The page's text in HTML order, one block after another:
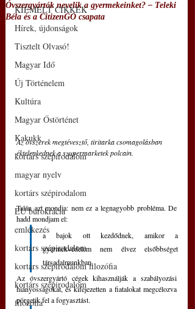
KIEMELT CIKKEK
Hírek, újdonságok
Tisztelt Olvasó!
Magyar Idő
Új Történelem
Kultúra
Magyar Őstörténet
Kakukk
kortárs szépirodalom
magyar nyelv
kortárs szépirodalom
EU bürokrácia
emlékezés
kortárs szépirodalom
kortárs szépirodalom filozófia
kortárs szépirodalom
filozófia
Óvszergyártók nevelik a gyermekeinket? – Teleki
Béla és a CitizenGO csapata
Az óvszerek megtévesztő, tiritarka csomagolásban
éktelenkednek a szupermarketek polcain.
Talán azt mondja: nem ez a legnagyobb probléma. De
hadd mondjam el:
a bajok ott kezdődnek, amikor a
gyermekvédelem nem élvez elsőbbséget
társadalmunkban.
Az óvszergyártó cégek kihasználják a szabályozási
hiányosságokat, és kifejezetten a fiatalokat megcélozva
pörgetik fel a fogyasztást.